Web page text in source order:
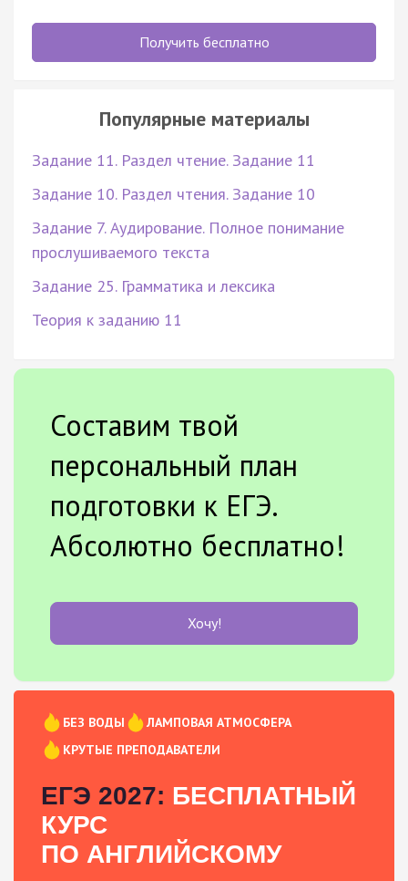
Получить бесплатно
Популярные материалы
Задание 11. Раздел чтение. Задание 11
Задание 10. Раздел чтения. Задание 10
Задание 7. Аудирование. Полное понимание
прослушиваемого текста
Задание 25. Грамматика и лексика
Теория к заданию 11
Составим твой
персональный план
подготовки к ЕГЭ.
Абсолютно бесплатно!
Хочу!
БЕЗ ВОДЫ
ЛАМПОВАЯ АТМОСФЕРА
КРУТЫЕ ПРЕПОДАВАТЕЛИ
ЕГЭ 2027: БЕСПЛАТНЫЙ
КУРС
ПО АНГЛИЙСКОМУ